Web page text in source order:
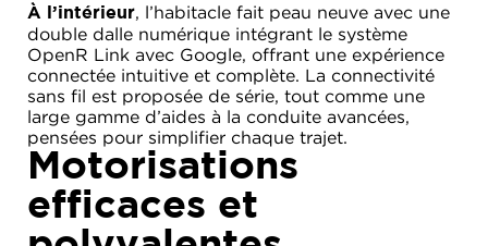
À l’intérieur, l’habitacle fait peau neuve avec une
double dalle numérique intégrant le système
OpenR Link avec Google, offrant une expérience
connectée intuitive et complète. La connectivité
sans fil est proposée de série, tout comme une
large gamme d’aides à la conduite avancées,
pensées pour simplifier chaque trajet.
Motorisations
efficaces et